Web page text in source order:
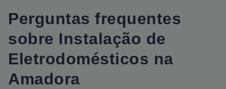
Perguntas frequentes
sobre Instalação de
Eletrodomésticos na
Amadora